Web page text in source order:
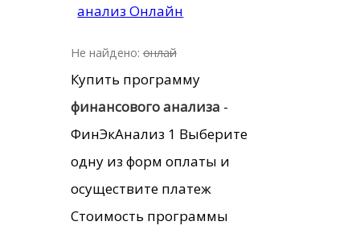
анализ Онлайн
Не найдено: онлай
Купить программу
финансовогоанализа -
ФинЭкАнализ 1 Выберите
одну из форм оплаты и
осуществите платеж
Стоимость программы